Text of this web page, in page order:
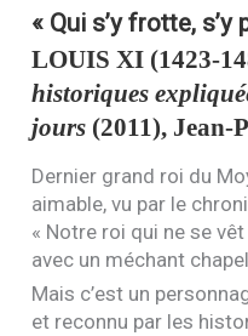
« Qui s’y frotte, s’y
LOUIS XI (1423-
historiques
jours (2011), Jean-
Dernier grand roi du
aimable, vu par le
« Notre roi qui ne se
avec un méchant
Mais c’est un
et reconnu par les